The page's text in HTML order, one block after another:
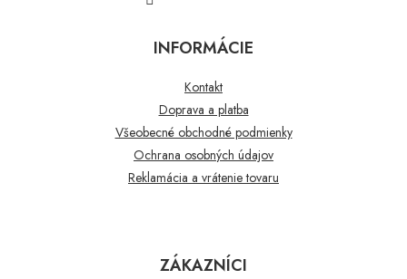
INFORMÁCIE
Kontakt
Doprava a platba
Všeobecné obchodné podmienky
Ochrana osobných údajov
Reklamácia a vrátenie tovaru
ZÁKAZNÍCI